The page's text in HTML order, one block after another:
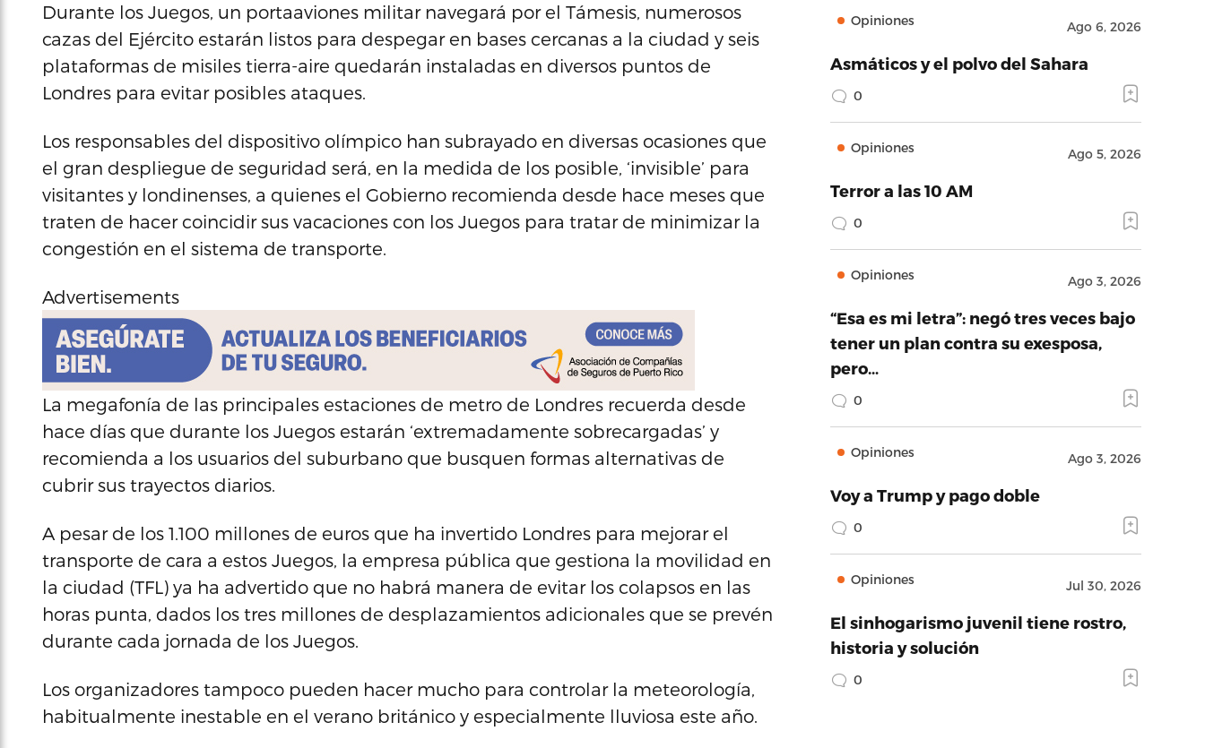
Durante los Juegos, un portaaviones militar navegará por el Támesis, numerosos
cazas del Ejército estarán listos para despegar en bases cercanas a la ciudad y seis
plataformas de misiles tierra-aire quedarán instaladas en diversos puntos de
Londres para evitar posibles ataques.
Los responsables del dispositivo olímpico han subrayado en diversas ocasiones que
el gran despliegue de seguridad será, en la medida de los posible, ‘invisible’ para
visitantes y londinenses, a quienes el Gobierno recomienda desde hace meses que
traten de hacer coincidir sus vacaciones con los Juegos para tratar de minimizar la
congestión en el sistema de transporte.
Advertisements
La megafonía de las principales estaciones de metro de Londres recuerda desde
hace días que durante los Juegos estarán ‘extremadamente sobrecargadas’ y
recomienda a los usuarios del suburbano que busquen formas alternativas de
cubrir sus trayectos diarios.
A pesar de los 1.100 millones de euros que ha invertido Londres para mejorar el
transporte de cara a estos Juegos, la empresa pública que gestiona la movilidad en
la ciudad (TFL) ya ha advertido que no habrá manera de evitar los colapsos en las
horas punta, dados los tres millones de desplazamientos adicionales que se prevén
durante cada jornada de los Juegos.
Los organizadores tampoco pueden hacer mucho para controlar la meteorología,
habitualmente inestable en el verano británico y especialmente lluviosa este año.
Opiniones Ago 6, 2026
Asmáticos y el polvo del Sahara
0
Opiniones Ago 5, 2026
Terror a las 10 AM
0
Opiniones Ago 3, 2026
“Esa es mi letra”: negó tres veces bajo
tener un plan contra su exesposa,
pero…
0
Opiniones Ago 3, 2026
Voy a Trump y pago doble
0
Opiniones Jul 30, 2026
El sinhogarismo juvenil tiene rostro,
historia y solución
0